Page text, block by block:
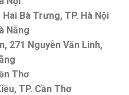
Bà Trưng, TP. Hà Nội
Nẵng
271 Nguyễn Văn Linh,
Thơ
TP. Cần Thơ